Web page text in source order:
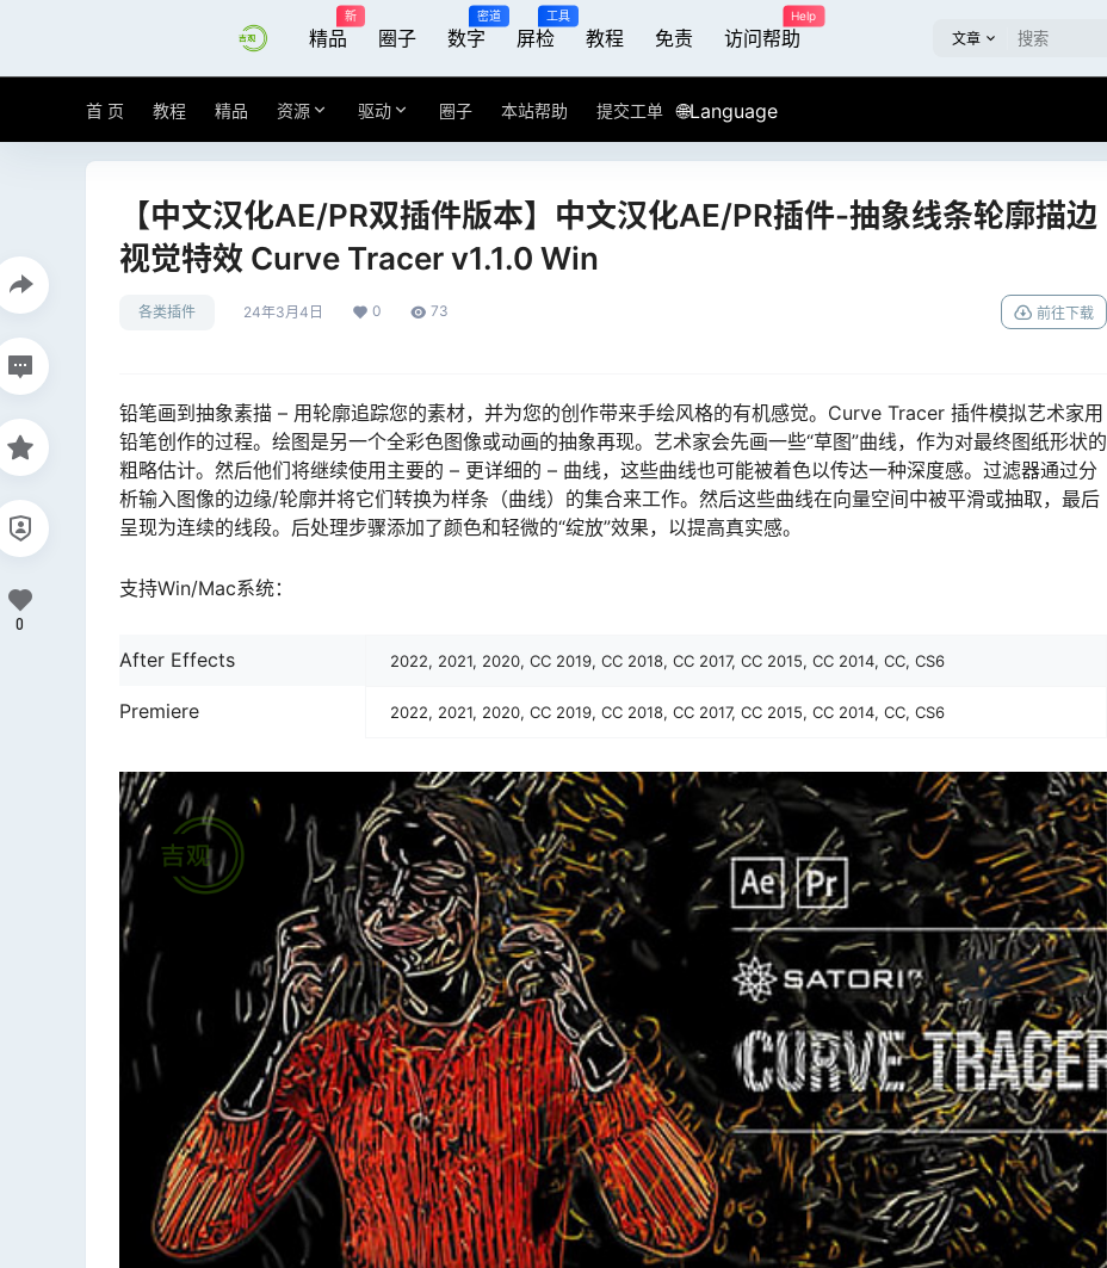
精品
新
圈子 数字
密道
屏检
工具
教程 免责 访问帮助
Help
文章
首 页 教程 精品 资源 驱动 圈子 本站帮助 提交工单 🌐Language
【中文汉化AE/PR双插件版本】中文汉化AE/PR插件-抽象线条轮廓描边
视觉特效 Curve Tracer v1.1.0 Win
各类插件 24年3月4日 0 73 前往下载
铅笔画到抽象素描 – 用轮廓追踪您的素材，并为您的创作带来手绘风格的有机感觉。Curve Tracer 插件模拟艺术家用
铅笔创作的过程。绘图是另一个全彩色图像或动画的抽象再现。艺术家会先画一些“草图”曲线，作为对最终图纸形状的
粗略估计。然后他们将继续使用主要的 – 更详细的 – 曲线，这些曲线也可能被着色以传达一种深度感。过滤器通过分
析输入图像的边缘/轮廓并将它们转换为样条（曲线）的集合来工作。然后这些曲线在向量空间中被平滑或抽取，最后
呈现为连续的线段。后处理步骤添加了颜色和轻微的“绽放”效果，以提高真实感。
支持Win/Mac系统：
After Effects 2022, 2021, 2020, CC 2019, CC 2018, CC 2017, CC 2015, CC 2014, CC, CS6
Premiere 2022, 2021, 2020, CC 2019, CC 2018, CC 2017, CC 2015, CC 2014, CC, CS6
0